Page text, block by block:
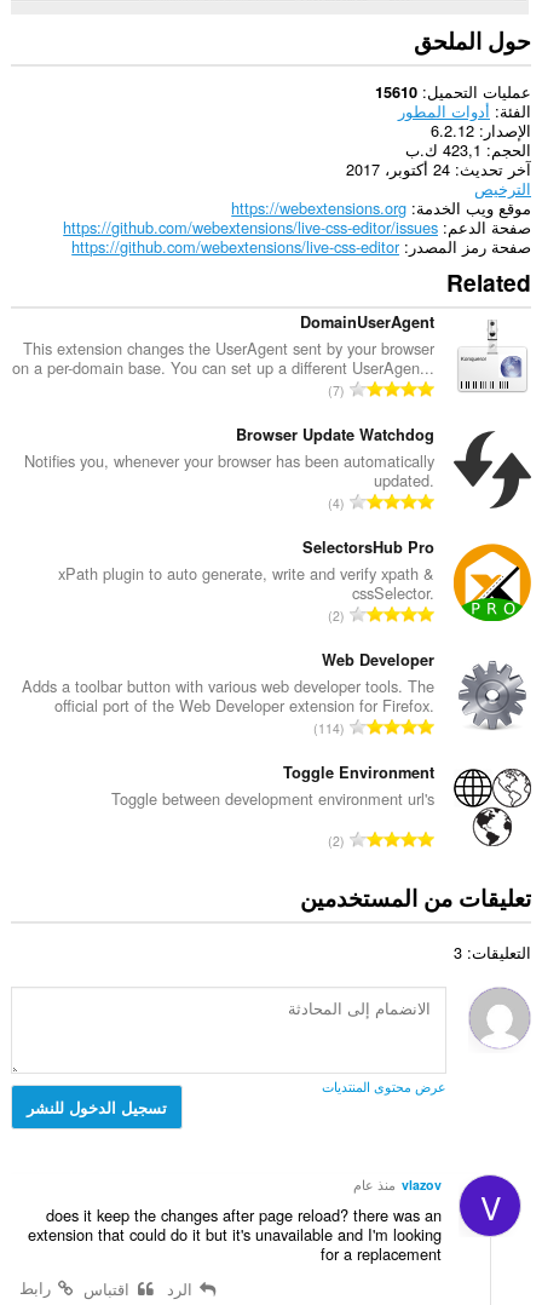
حول الملحق
عمليات التحميل 15610
الفئة أدوات المطور
الإصدار
6.2.12
الحجم 423,1 ك.ب
آخر تحديث 24 أكتوبر، 2017
الترخيص
موقع ويب الخدمة https://webextensions.org
صفحة الدعم https://github.com/webextensions/live-css-editor/issues
صفحة رمز المصدر
https://github.com/webextensions/live-css-editor
Related
DomainUserAgent
This extension changes the UserAgent sent by your browser
on a per-domain base. You can set up a different UserAgen...
ا
ع
د
ا
إ
ج
م
ل
ي
ل
ل
ق
ي
م
ت
:
7
Browser Update Watchdog
Notifies you, whenever your browser has been automatically
updated.
ا
ع
د
ا
إ
ج
م
ل
ي
ل
ي
ا
ت
4
SelectorsHub Pro
xPath plugin to auto generate, write and verify xpath &
cssSelector.
ا
ع
د
د
ا
إ
ج
م
ي
ل
ي
م
ا
2
Web Developer
Adds a toolbar button with various web developer tools. The
official port of the Web Developer extension for Firefox.
ا
ع
د
ا
إ
ج
ل
ي
ت
ا
ت
:
114
Toggle Environment
Toggle between development environment url's
ا
د
ل
إ
ا
ق
ي
2
تعليقات من المستخدمين
التعليقات: 3
عرض محتوى المنتديات
تسجيل الدخول للنشر
V
vlazov منذ عام
does it keep the changes after page reload? there was an
extension that could do it but it's unavailable and I'm looking
for a replacement
رابط
الرد اقتباس